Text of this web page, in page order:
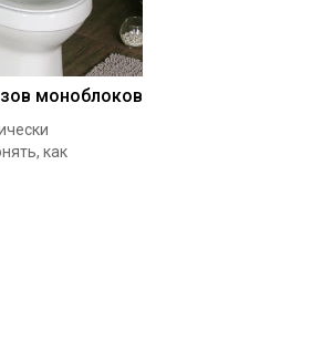
моноблоков
как